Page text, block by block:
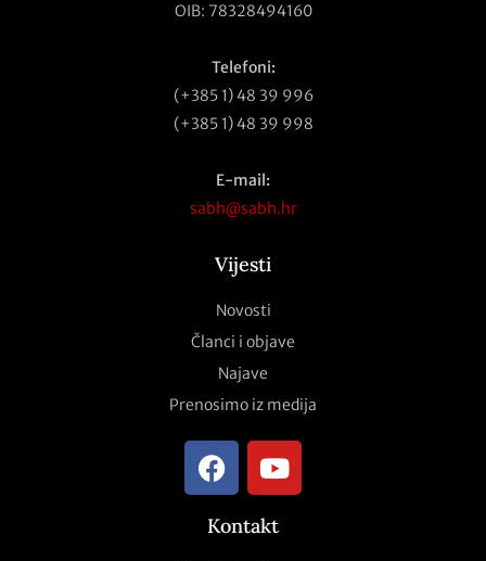
OIB: 78328494160
Telefoni:
(+385 1) 48 39 996
(+385 1) 48 39 998
E-mail:
sabh@sabh.hr
Vijesti
Novosti
Članci i objave
Najave
Prenosimo iz medija
Kontakt